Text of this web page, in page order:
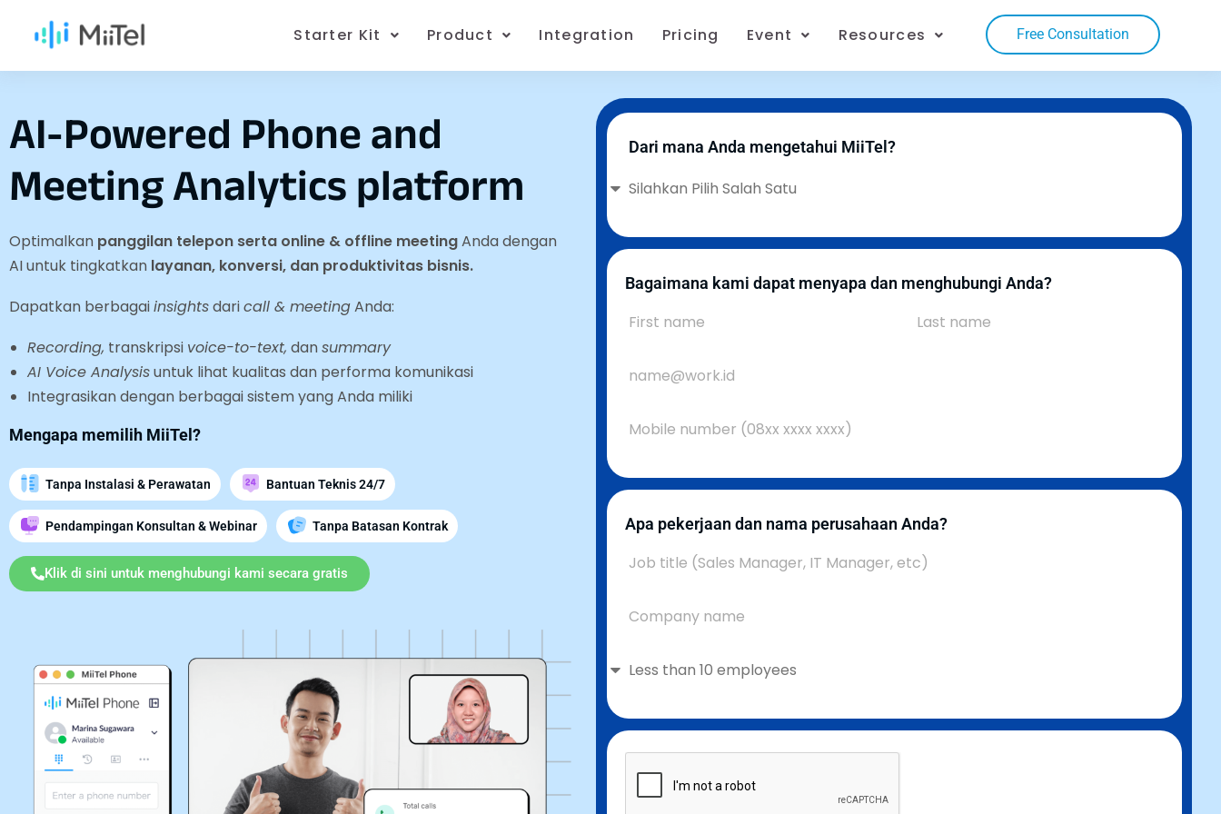
Starter Kit Product Integration Pricing Event Resources Free Consultation
AI-Powered Phone and
Meeting Analytics platform
Optimalkan panggilan telepon serta online & offline meetingAnda dengan
AI untuk tingkatkan layanan, konversi, dan produktivitas bisnis.
Dapatkan berbagaiinsightsdaricall & meetingAnda:
Recording, transkripsi voice-to-text, dansummary
AI Voice Analysisuntuk lihat kualitas dan performa komunikasi
Integrasikan dengan berbagai sistem yang Anda miliki
Mengapa memilih MiiTel?
Tanpa Instalasi & Perawatan Bantuan Teknis 24/7
Pendampingan Konsultan & Webinar Tanpa Batasan Kontrak
Klik di sini untuk menghubungi kami secara gratis
Dari mana Anda mengetahui MiiTel?
Bagaimana kami dapat menyapa dan menghubungi Anda?
Apa pekerjaan dan nama perusahaan Anda?